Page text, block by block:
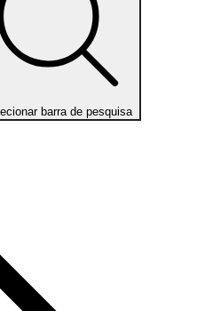
barra de pesquisa